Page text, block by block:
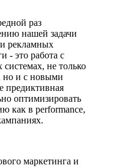
раз
нашей задачи
рекламных
- это работа с
не только
но и с новыми
предиктивная
оптимизировать
как в performance,
маркетинга и